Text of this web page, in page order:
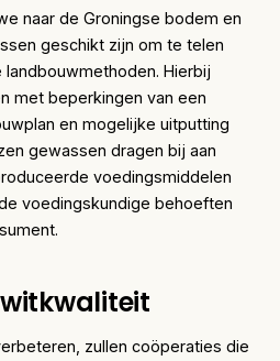
naar de Groningse bodem en
geschikt zijn om te telen
Hierbij
met beperkingen van een
en mogelijke uitputting
gewassen dragen bij aan
voedingsmiddelen
voedingskundige behoeften
zullen coöperaties die